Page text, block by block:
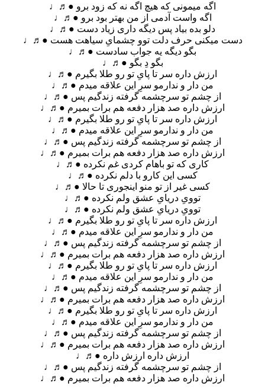
اگه میمونی که هیچ اگه نه که زود برو ●♬♩
اگه واست آدمی‌ از من بهتر بود برو ●♬♩
دلو بده بیاد پس دیگه داری زیاد دست ●♬♩
دست میکنی‌ حرف دلت توو چشمایِ سیاهت هست ●♬♩
بگو دیگه یه جواب سادست ●♬♩
بگو دِ بگو ●♬♩
ارزش داره سر تا پایِ تو رو طلا بگیرم ●♬♩
من دار و ندارمو سرِ این علاقه میدم ●♬♩
از چشم تو سرچشمه گرفته زندگیم پس ●♬♩
ارزش داره صد هزار دفعه‌ هم برات بمیرم ●♬♩
ارزش داره سر تا پایِ تو رو طلا بگیرم ●♬♩
من دار و ندارمو سرِ این علاقه میدم ●♬♩
از چشم تو سرچشمه گرفته زندگیم پس ●♬♩
ارزش داره صد هزار دفعه‌ هم برات بمیرم ●♬♩
کاری که تو باهام کردی غم نکرده ●♬♩
کسی‌ این کارو با دلم نکرده ●♬♩
کسی‌ غیر از تو منو اینجوری تا حالا ●♬♩
توویِ دریایِ عشق ولم نکرده ●♬♩
توویِ دریایِ عشق ولم نکرده ●♬♩
ارزش داره سر تا پایِ تو رو طلا بگیرم ●♬♩
من دار و ندارمو سرِ این علاقه میدم ●♬♩
از چشم تو سرچشمه گرفته زندگیم پس ●♬♩
ارزش داره صد هزار دفعه‌ هم برات بمیرم ●♬♩
ارزش داره سر تا پایِ تو رو طلا بگیرم ●♬♩
من دار و ندارمو سرِ این علاقه میدم ●♬♩
از چشم تو سرچشمه گرفته زندگیم پس ●♬♩
ارزش داره صد هزار دفعه‌ هم برات بمیرم ●♬♩
ارزش داره سر تا پایِ تو رو طلا بگیرم ●♬♩
من دار و ندارمو سرِ این علاقه میدم ●♬♩
از چشم تو سرچشمه گرفته زندگیم پس ●♬♩
ارزش داره صد هزار دفعه‌ هم برات بمیرم ●♬♩
ارزش داره ارزش داره ●♬♩
از چشم تو سرچشمه گرفته زندگیم پس ●♬♩
ارزش داره صد هزار دفعه‌ هم برات بمیرم ●♬♩